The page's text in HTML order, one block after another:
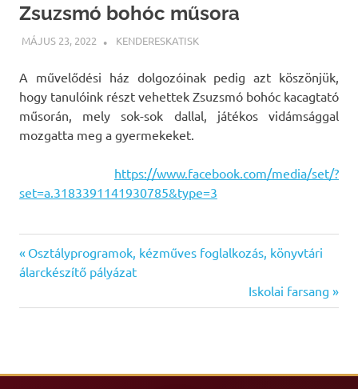
content
Zsuzsmó bohóc műsora
MÁJUS 23, 2022 KENDERESKATISKUNCATEGORIZED
A művelődési ház dolgozóinak pedig azt köszönjük,
hogy tanulóink részt vehettek Zsuzsmó bohóc kacagtató
műsorán, mely sok-sok dallal, játékos vidámsággal
mozgatta meg a gyermekeket.
https://www.facebook.com/media/set/?
set=a.3183391141930785&type=3
Bejegyzés
Previous
Post:
Osztályprogramok, kézműves foglalkozás, könyvtári
álarckészítő pályázat
Next
Post:
Iskolai farsang